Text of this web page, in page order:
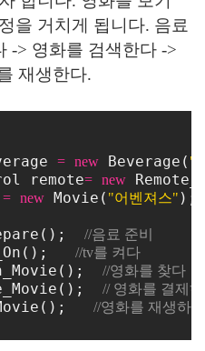
을 거치게 됩니다. 음료
-> 영화를 검색한다 ->
재생한다.
= new Beverage( "
remote= new
= new Movie( "어벤져스" );
//음료 준비
//tv를 켜다
//영화를 찾다
// 영화를 결제
//영화를 재생하다